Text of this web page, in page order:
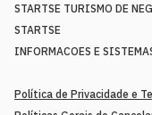
STARTSE TURISMO DE
STARTSE
INFORMACOES E
Política de Privacidade e